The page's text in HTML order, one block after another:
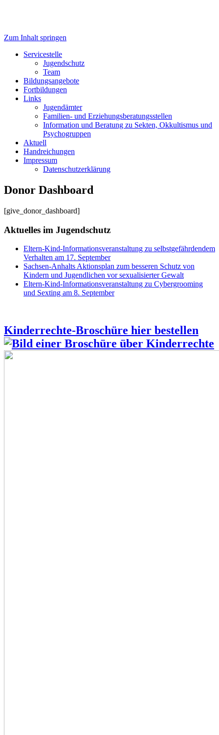
Servicestelle Kinder- und
Jugendschutz
Zum Inhalt springen
Servicestelle
Jugendschutz
Team
Bildungsangebote
Fortbildungen
Links
Jugendämter
Familien- und Erziehungsberatungsstellen
Information und Beratung zu Sekten, Okkultismus und
Psychogruppen
Aktuell
Handreichungen
Impressum
Datenschutzerklärung
Donor Dashboard
[give_donor_dashboard]
Aktuelles im Jugendschutz
Eltern-Kind-Informationsveranstaltung zu selbstgefährdendem
Verhalten am 17. September
Sachsen-Anhalts Aktionsplan zum besseren Schutz von
Kindern und Jugendlichen vor sexualisierter Gewalt
Eltern-Kind-Informationsveranstaltung zu Cybergrooming
und Sexting am 8. September
Kinderrechte-Broschüre hier bestellen